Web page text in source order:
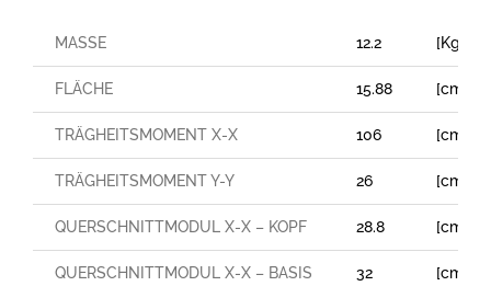
MASSE 12.2 [Kg/m]
FLÄCHE 15.88 [cm²]
TRÄGHEITSMOMENT X-X 106 [cm⁴]
TRÄGHEITSMOMENT Y-Y 26 [cm⁴]
QUERSCHNITTMODUL X-X – KOPF 28.8 [cm³]
QUERSCHNITTMODUL X-X – BASIS 32 [cm³]